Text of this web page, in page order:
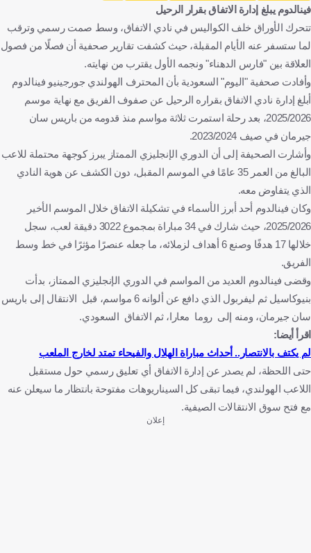
الدوري الإنجليزي الممتاز
هولندا
فينالدوم يبلغ إدارة الاتفاق بقرار الرحيل
تتحرك الأوراق خلف الكواليس في نادي الاتفاق، وسط صمت رسمي وترقب
لما ستسفر عنه الأيام المقبلة، حيث كشفت تقارير صحفية أن فصلًا من فصول
العلاقة بين "فارس الدهناء" ونجمه الأول يقترب من نهايته.
وأفادت صحفية "اليوم" السعودية بأن المحترف الهولندي جورجينيو فينالدوم
أبلغ إدارة نادي الاتفاق بقراره الرحيل عن صفوف الفريق مع نهاية موسم
2025/2026، بعد رحلة استمرت ثلاثة مواسم منذ قدومه من باريس سان
جيرمان في صيف 2023/2024.
وأشارت الصحيفة إلى أن الدوري الإنجليزي الممتاز يبرز كوجهة محتملة للاعب
البالغ من العمر 35 عامًا في الموسم المقبل، دون الكشف عن هوية النادي
الذي يتفاوض معه.
وكان فينالدوم أحد أبرز الأسماء في تشكيلة الاتفاق خلال الموسم الأخير
2025/2026، حيث شارك في 34 مباراة بمجموع 3022 دقيقة لعب، سجل
خلالها 17 هدفًا وصنع 6 أهداف لزملائه، ما جعله عنصرًا مؤثرًا في خط وسط
الفريق.
وقضى فينالدوم العديد من المواسم في الدوري الإنجليزي الممتاز، بدأت
بنيوكاسيل ثم ليفربول الذي دافع عن ألوانه 6 مواسم، قبل الانتقال إلى باريس
سان جيرمان، ومنه إلى روما معارا، ثم الاتفاق السعودي.
اقرأ أيضا:
لم يكتف بالانتصار.. أحداث مباراة الهلال والفيحاء تمتد لخارج الملعب
حتى اللحظة، لم يصدر عن إدارة الاتفاق أي تعليق رسمي حول مستقبل
اللاعب الهولندي، فيما تبقى كل السيناريوهات مفتوحة بانتظار ما سيعلن عنه
مع فتح سوق الانتقالات الصيفية.
إعلان